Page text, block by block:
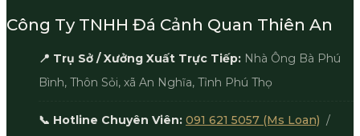
Công Ty TNHH Đá Cảnh Quan Thiên An
📍 Trụ Sở / Xưởng Xuất Trực Tiếp: Nhà Ông Bà Phú
Bình, Thôn Sỏi, xã An Nghĩa, Tỉnh Phú Thọ
📞 Hotline Chuyên Viên: 091 621 5057 (Ms Loan) /